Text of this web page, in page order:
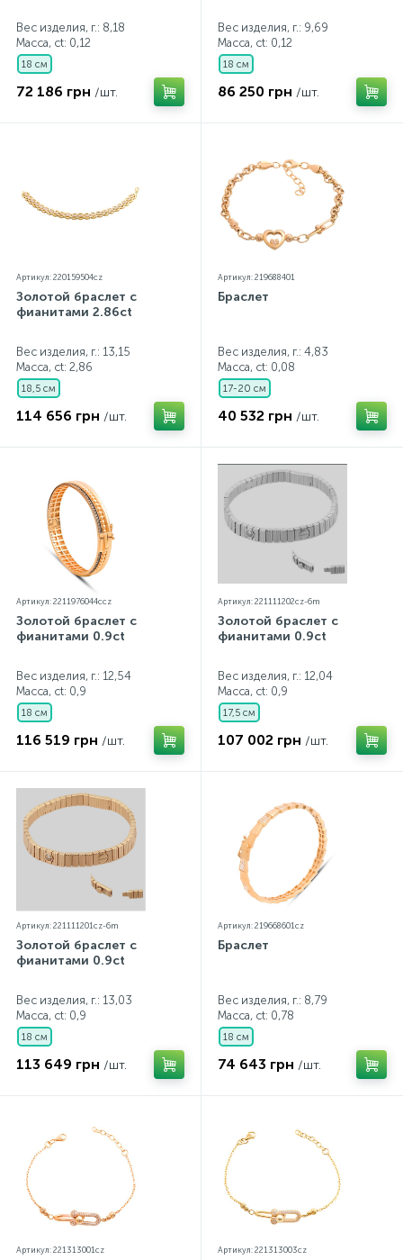
Вес изделия, г.: 8,18
Масса, ct: 0,12
18 см
72 186 грн /шт.
Вес изделия, г.: 9,69
Масса, ct: 0,12
18 см
86 250 грн /шт.
Артикул: 220159504cz
Золотой браслет с
фианитами 2.86ct
Вес изделия, г.: 13,15
Масса, ct: 2,86
18,5 см
114 656 грн /шт.
Артикул: 219688401
Браслет
Вес изделия, г.: 4,83
Масса, ct: 0,08
17-20 см
40 532 грн /шт.
Артикул: 2211976044ccz
Золотой браслет с
фианитами 0.9ct
Вес изделия, г.: 12,54
Масса, ct: 0,9
18 см
116 519 грн /шт.
Артикул: 221111202cz-6m
Золотой браслет с
фианитами 0.9ct
Вес изделия, г.: 12,04
Масса, ct: 0,9
17,5 см
107 002 грн /шт.
Артикул: 221111201cz-6m
Золотой браслет с
фианитами 0.9ct
Вес изделия, г.: 13,03
Масса, ct: 0,9
18 см
113 649 грн /шт.
Артикул: 219668601cz
Браслет
Вес изделия, г.: 8,79
Масса, ct: 0,78
18 см
74 643 грн /шт.
Артикул: 221313001cz Артикул: 221313003cz